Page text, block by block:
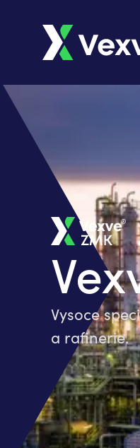
Vysoce
a rafinerie.